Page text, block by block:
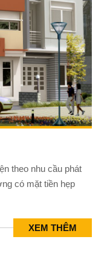
theo nhu cầu phát
có mặt tiền hẹp
XEM THÊM